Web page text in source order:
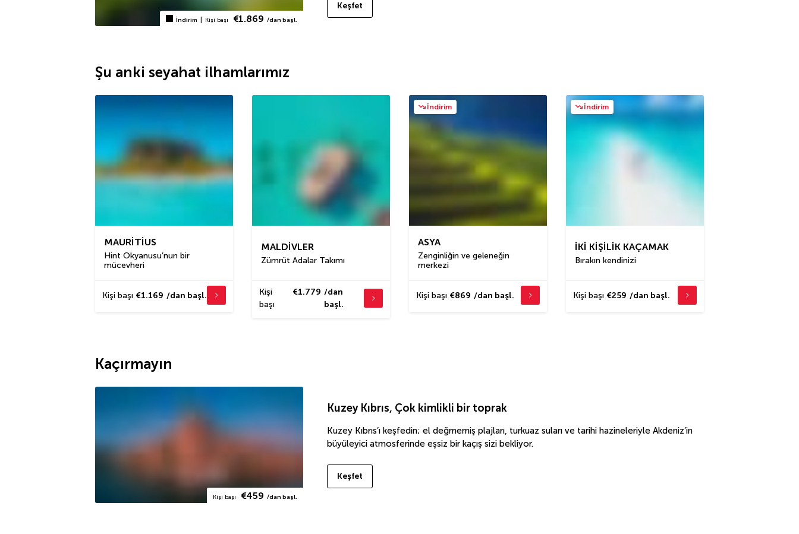
İndirim Kişi başı €1.869 /dan başl.
Keşfet
Şu anki seyahat ilhamlarımız
MAURITIUS
Hint Okyanusu’nun bir
mücevheri
Kişi başı €1.169 /dan başl.
MALDIVLER
Zümrüt Adalar Takımı
Kişi
başı
€1.779 /dan
başl.
İndirim
ASYA
Zenginliğin ve geleneğin
merkezi
Kişi başı €869 /dan başl.
İndirim
İKI KIŞILIK KAÇAMAK
Bırakın kendinizi
Kişi başı €259 /dan başl.
Kaçırmayın
Kişi başı €459 /dan başl.
Kuzey Kıbrıs, Çok kimlikli bir toprak
Kuzey Kıbrıs’ı keşfedin; el değmemiş plajları, turkuaz suları ve tarihi hazineleriyle Akdeniz’in
büyüleyici atmosferinde eşsiz bir kaçış sizi bekliyor.
Keşfet